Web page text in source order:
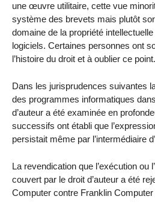
une œuvre utilitaire, cette vue
système des brevets mais plutôt
domaine de la propriété
logiciels. Certaines personnes ont
l’histoire du droit et à oublier ce point.
Dans les jurisprudences suivantes
des programmes informatiques
d’auteur a été examinée en
successifs ont établi que
persistait même par l’intermédiaire
La revendication que l’exécution ou
couvert par le droit d’auteur a été
Computer contre Franklin Computer